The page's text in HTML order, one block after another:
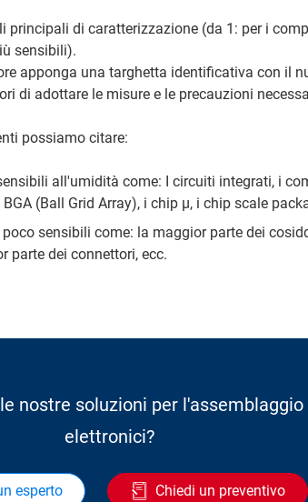
principali di caratterizzazione (da 1: per i
sensibili).
apponga una targhetta identificativa con il
di adottare le misure e le precauzioni
possiamo citare:
all'umidità come: I circuiti integrati, i
(Ball Grid Array), i chip µ, i chip scale
sensibili come: la maggior parte dei
parte dei connettori, ecc.
nostre soluzioni per
elettronici?
esperto Chiedi un preventivo